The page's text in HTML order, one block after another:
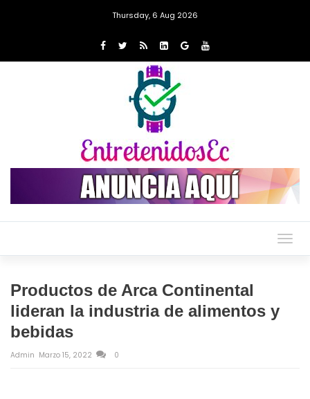
Thursday, 6 Aug 2026
Productos de Arca Continental
lideran la industria de alimentos y
bebidas
Admin Marzo 15, 2022 0